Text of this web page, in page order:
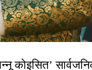
कोइसित’